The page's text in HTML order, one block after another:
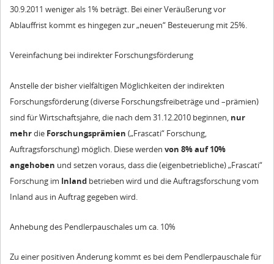
30.9.2011 weniger als 1% beträgt. Bei einer Veräußerung vor
Ablauffrist kommt es hingegen zur „neuen“ Besteuerung mit 25%.
Vereinfachung bei indirekter Forschungsförderung
Anstelle der bisher vielfältigen Möglichkeiten der indirekten
Forschungsförderung (diverse Forschungsfreibeträge und –prämien)
sind für Wirtschaftsjahre, die nach dem 31.12.2010 beginnen, nur
mehrdie Forschungsprämien („Frascati“ Forschung,
Auftragsforschung) möglich. Diese werden von 8% auf 10%
angehoben und setzen voraus, dass die (eigenbetriebliche) „Frascati“
Forschung im Inland betrieben wird und die Auftragsforschung vom
Inland aus in Auftrag gegeben wird.
Anhebung des Pendlerpauschales um ca. 10%
Zu einer positiven Änderung kommt es bei dem Pendlerpauschale für